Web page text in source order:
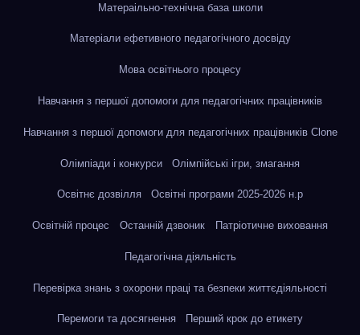
Матераільно-технічна база школи
Матеріали ефетивного педагогічного досвіду
Мова освітнього процесу
Навчання з першої допомоги для педагогічних працівників
Навчання з першої допомоги для педагогічних працівників Clone
Олімпіади і конкурси Олімпійські ігри, змагання
Освітнє дозвілля Освітні програми 2025-2026 н.р
Освітній процес Останній дзвоник Патріотичне виховання
Педагогічна діяльність
Перевірка знань з охорони праці та безпеки життєдіяльності
Перемоги та досягнення Перший крок до етикету